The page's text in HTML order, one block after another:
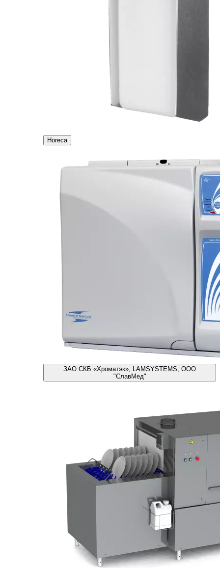
Horeca
ЗАО СКБ «Хроматэк», LAMSYSTEMS, ООО
"СлавМед"